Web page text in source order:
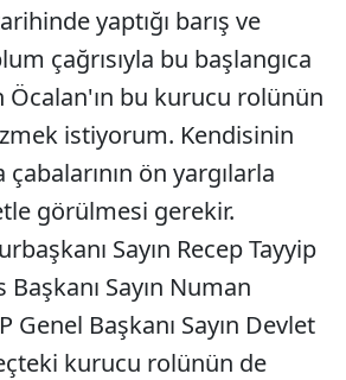
yaptığı barış ve
çağrısıyla bu başlangıca
Öcalan'ın bu kurucu rolünün
istiyorum. Kendisinin
ön yargılarla
görülmesi gerekir.
Sayın Recep Tayyip
Sayın Numan
Genel Başkanı Sayın Devlet
kurucu rolünün de